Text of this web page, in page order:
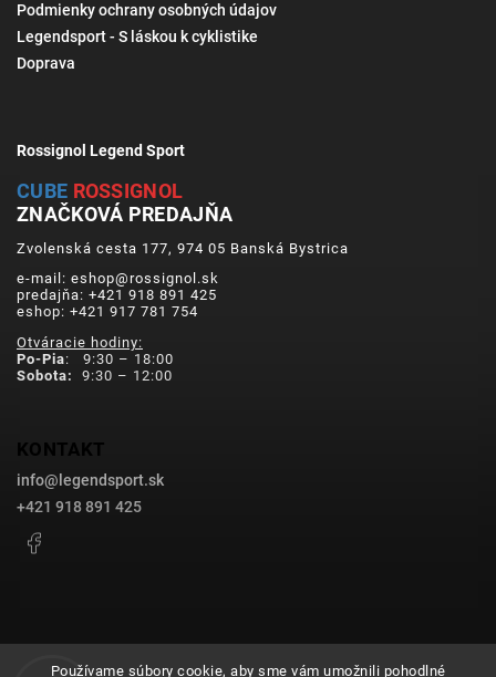
Používame súbory cookie, aby sme vám umožnili pohodlné
Podmienky ochrany osobných údajov
Legendsport - S láskou k cyklistike
Doprava
Rossignol Legend Sport
CUBE ROSSIGNOL
ZNAČKOVÁ PREDAJŇA
Zvolenská cesta 177, 974 05 Banská Bystrica
e-mail: eshop@rossignol.sk
predajňa: +421 918 891 425
eshop: +421 917 781 754
Otváracie hodiny:
Po-Pia: 9:30 – 18:00
Sobota:
9:30 – 12:00
KONTAKT
info@ legendsport.sk
+421 918 891 425